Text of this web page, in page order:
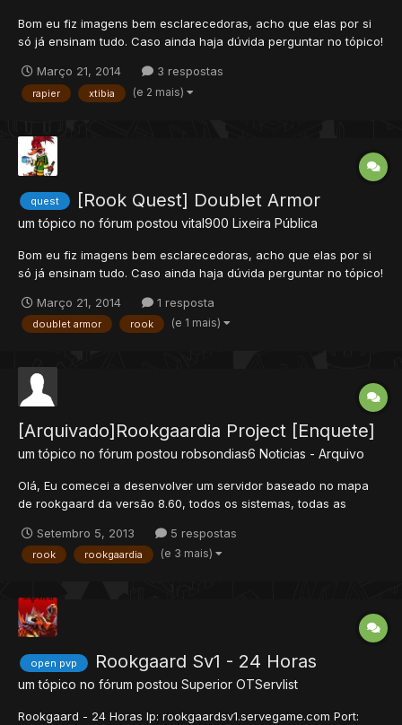
Bom eu fiz imagens bem esclarecedoras, acho que elas por si
só já ensinam tudo. Caso ainda haja dúvida perguntar no tópico!
Março 21, 2014 3 respostas
rapier xtibia (e 2 mais)
quest [Rook Quest] Doublet Armor
um tópico no fórum postou vital900 Lixeira Pública
Bom eu fiz imagens bem esclarecedoras, acho que elas por si
só já ensinam tudo. Caso ainda haja dúvida perguntar no tópico!
Março 21, 2014 1 resposta
doublet armor rook (e 1 mais)
[Arquivado]Rookgaardia Project [Enquete]
um tópico no fórum postou robsondias6 Noticias - Arquivo
Olá, Eu comecei a desenvolver um servidor baseado no mapa
de rookgaard da versão 8.60, todos os sistemas, todas as
servidor feito pra quem realmente gosta de rookgaard. Ainda
estou pensando sobre muitas coisas no servidor, e prova...
Setembro 5, 2013 5 respostas
rook rookgaardia (e 3 mais)
open pvp Rookgaard Sv1 - 24 Horas
um tópico no fórum postou Superior OTServlist
Rookgaard - 24 Horas Ip: rookgaardsv1.servegame.com Port: